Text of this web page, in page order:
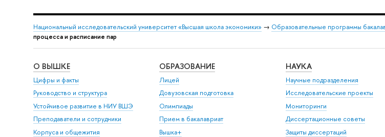
Национальный исследовательский университет «Высшая школа экономики» → Образовательные программы
процесса и расписание пар
О ВЫШКЕ
Цифры и факты
Руководство и структура
Устойчивое развитие в НИУ ВШЭ
Преподаватели и сотрудники
Корпуса и общежития
ОБРАЗОВАНИЕ
Лицей
Довузовская подготовка
Олимпиады
Прием в бакалавриат
Вышка+
НАУКА
Научные подразделения
Исследовательские проекты
Мониторинги
Диссертационные советы
Защиты диссертаций